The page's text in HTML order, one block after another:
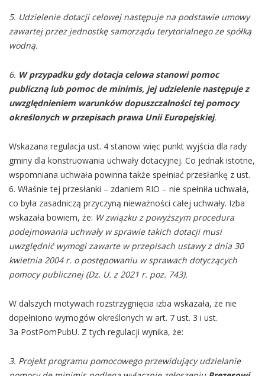
5. Udzielenie dotacji celowej następuje na podstawie umowy
zawartej przez jednostkę samorządu terytorialnego ze spółką
wodną.
6. W przypadku gdy dotacja celowa stanowi pomoc
publiczną lub pomoc de minimis, jej udzielenie następuje z
uwzględnieniem warunków dopuszczalności tej pomocy
określonych w przepisach prawa Unii Europejskiej.
Wskazana regulacja ust. 4 stanowi więc punkt wyjścia dla rady
gminy dla konstruowania uchwały dotacyjnej. Co jednak istotne,
wspomniana uchwała powinna także spełniać przesłankę z ust.
6. Właśnie tej przesłanki – zdaniem RIO – nie spełniła uchwała,
co była zasadniczą przyczyną nieważności całej uchwały. Izba
wskazała bowiem, że: W związku z powyższym procedura
podejmowania uchwały w sprawie takich dotacji musi
uwzględnić wymogi zawarte w przepisach ustawy z dnia 30
kwietnia 2004 r. o postępowaniu w sprawach dotyczących
pomocy publicznej (Dz. U. z 2021 r. poz. 743).
W dalszych motywach rozstrzygnięcia izba wskazała, że nie
dopełniono wymogów określonych w art. 7 ust. 3 i ust.
3a PostPomPubU. Z tych regulacji wynika, że:
3. Projekt programu pomocowego przewidujący udzielanie